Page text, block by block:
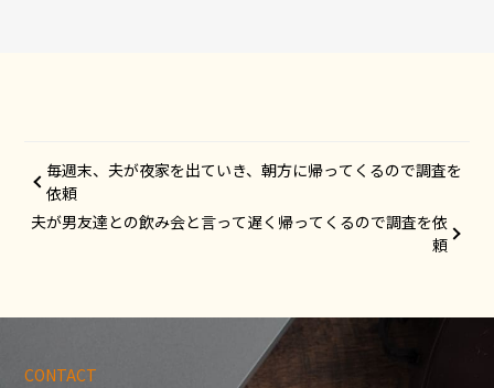
毎週末、夫が夜家を出ていき、朝方に帰ってくるので調査を
依頼
夫が男友達との飲み会と言って遅く帰ってくるので調査を依
頼
CONTACT